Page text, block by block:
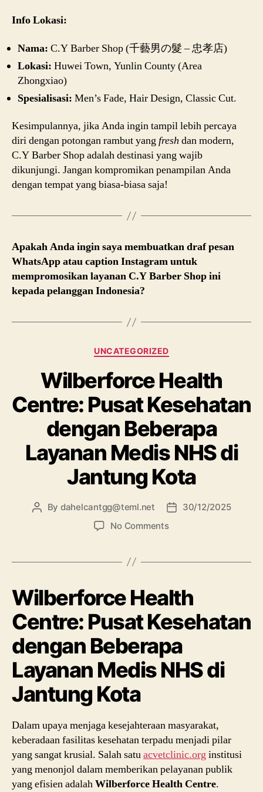
Info Lokasi:
Nama: C.Y Barber Shop (千藝男の髮 – 忠孝店)
Lokasi: Huwei Town, Yunlin County (Area
Zhongxiao)
Spesialisasi: Men’s Fade, Hair Design, Classic Cut.
Kesimpulannya, jika Anda ingin tampil lebih percaya
diri dengan potongan rambut yangfresh dan modern,
C.Y Barber Shop adalah destinasi yang wajib
dikunjungi. Jangan kompromikan penampilan Anda
dengan tempat yang biasa-biasa saja!
Apakah Anda ingin saya membuatkan draf pesan
WhatsApp atau caption Instagram untuk
mempromosikan layanan C.Y Barber Shop ini
kepada pelanggan Indonesia?
UNCATEGORIZED
Wilberforce Health
Centre: Pusat Kesehatan
dengan Beberapa
Layanan Medis NHS di
Jantung Kota
By dahelcantgg@teml.net
30/12/2025
No Comments
Wilberforce Health
Centre: Pusat Kesehatan
dengan Beberapa
Layanan Medis NHS di
Jantung Kota
Dalam upaya menjaga kesejahteraan masyarakat,
keberadaan fasilitas kesehatan terpadu menjadi pilar
yang sangat krusial. Salah satuacvetclinic.orginstitusi
yang menonjol dalam memberikan pelayanan publik
yang efisien adalahWilberforce Health Centre.